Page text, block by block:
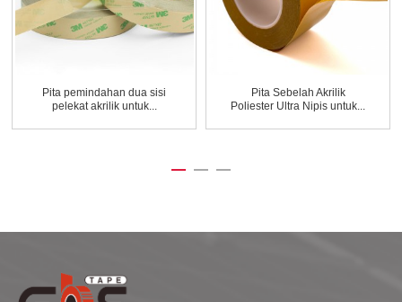
Pita pemindahan dua sisi
pelekat akrilik untuk...
Pita Sebelah Akrilik
Poliester Ultra Nipis untuk...